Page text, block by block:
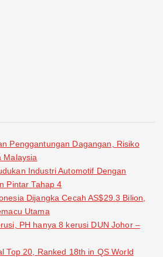
Penggantungan Dagangan, Risiko
Malaysia
Industri Automotif Dengan
Pintar Tahap 4
Dijangka Cecah AS$29.3 Bilion,
Utama
PH hanya 8 kerusi DUN Johor –
Top 20, Ranked 18th in QS World